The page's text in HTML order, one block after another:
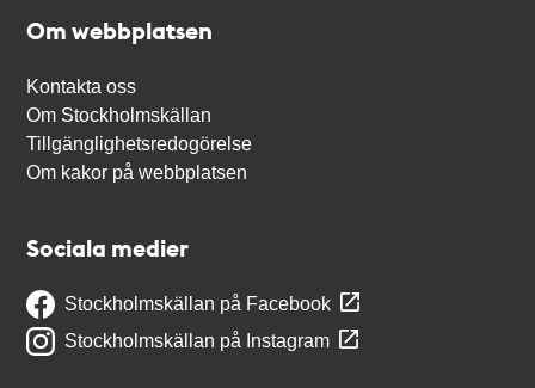
Om webbplatsen
Kontakta oss
Om Stockholmskällan
Tillgänglighetsredogörelse
Om kakor på webbplatsen
Sociala medier
Stockholmskällan på Facebook
Stockholmskällan på Instagram